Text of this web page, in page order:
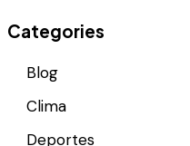
Categories
Blog
Clima
Deportes